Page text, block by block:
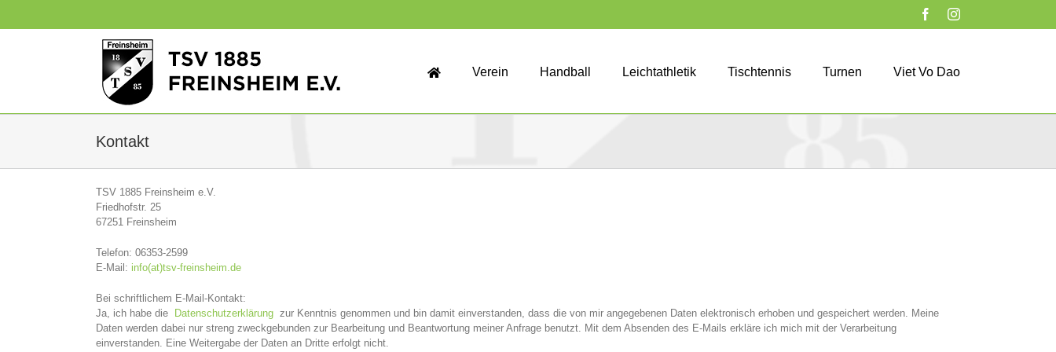
FacebookInstagram
Verein Handball Leichtathletik Tischtennis Turnen Viet Vo Dao
Kontakt
TSV 1885 Freinsheim e.V.
Friedhofstr. 25
67251 Freinsheim
Telefon: 06353-2599
E-Mail: info(at)tsv-freinsheim.de
Bei schriftlichem E-Mail-Kontakt:
Ja, ich habe die
Datenschutzerklärung zur Kenntnis genommen und bin damit einverstanden, dass die von mir angegebenen Daten elektronisch erhoben und gespeichert werden. Meine
Daten werden dabei nur streng zweckgebunden zur Bearbeitung und Beantwortung meiner Anfrage benutzt. Mit dem Absenden des E-Mails erkläre ich mich mit der Verarbeitung
einverstanden. Eine Weitergabe der Daten an Dritte erfolgt nicht.